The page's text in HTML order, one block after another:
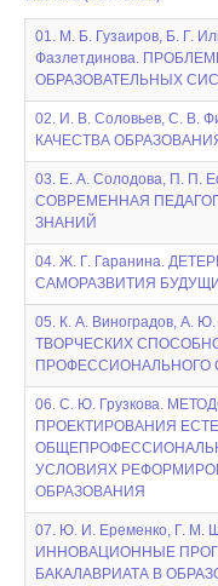
01. М. Б. Гузаиров, Б. Г.
Фазлетдинова.
ОБРАЗОВАТЕЛЬНЫХ
02. И. В. Соловьев, С. В.
КАЧЕСТВА
03. Е. А. Солодова, П.
СОВРЕМЕННАЯ
ЗНАНИЙ
04. Ж. Г. Гаранина.
САМОРАЗВИТИЯ
05. К. А. Виноградов, А.
ТВОРЧЕСКИХ
06. С. Ю. Грузкова.
ПРОЕКТИРОВАНИЯ
УСЛОВИЯХ
ОБРАЗОВАНИЯ
07. Ю. И. Еременко, Г. М.
ИННОВАЦИОННЫЕ
БАКАЛАВРИАТА В